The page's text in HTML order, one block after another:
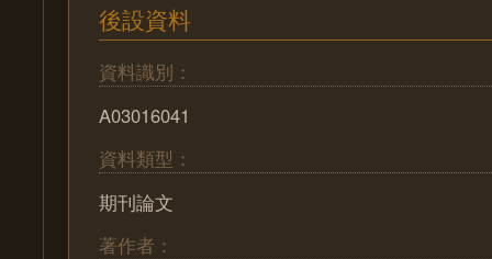
後設資料
資料識別：
A03016041
資料類型：
期刊論文
著作者：